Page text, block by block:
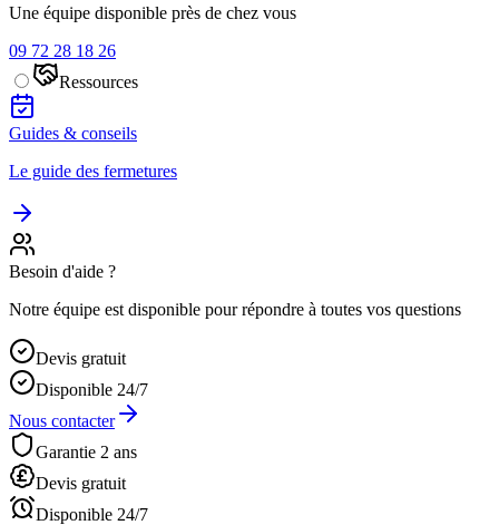
Une équipe disponible près de chez vous
09 72 28 18 26
Ressources
Guides & conseils
Le guide des fermetures
Besoin d'aide ?
Notre équipe est disponible pour répondre à toutes vos questions
Devis gratuit
Disponible 24/7
Nous contacter
Garantie 2 ans
Devis gratuit
Disponible 24/7